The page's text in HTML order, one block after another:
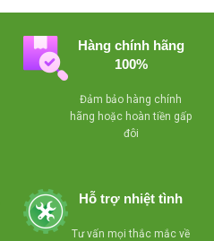
Hàng chính hãng
100%
Đảm bảo hàng chính
hãng hoặc hoàn tiền gấp
đôi
Hỗ trợ nhiệt tình
Tư vấn mọi thắc mắc về